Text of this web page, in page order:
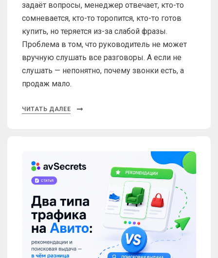
задаёт вопросы, менеджер отвечает, кто-то
сомневается, кто-то торопится, кто-то готов
купить, но теряется из-за слабой фразы.
Проблема в том, что руководитель не может
вручную слушать все разговоры. А если не
слушать — непонятно, почему звонки есть, а
продаж мало.
ЧИТАТЬ ДАЛЕЕ